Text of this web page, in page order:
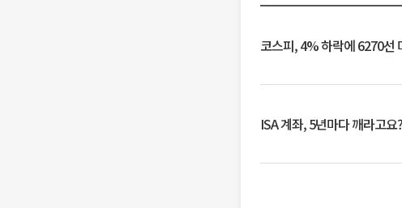
코스피, 4% 하락에 6270선
ISA 계좌, 5년마다 깨라고